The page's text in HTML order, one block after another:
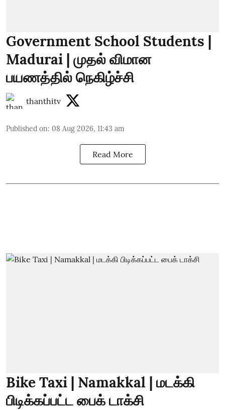
Government School Students |
Madurai | முதல் விமான
பயணத்தில் நெகிழ்ச்சி
thanthitv
Published on: 08 Aug 2026, 11:43 am
Read More
Bike Taxi | Namakkal | மடக்கி
பிடிக்கப்பட்ட பைக் டாக்சி